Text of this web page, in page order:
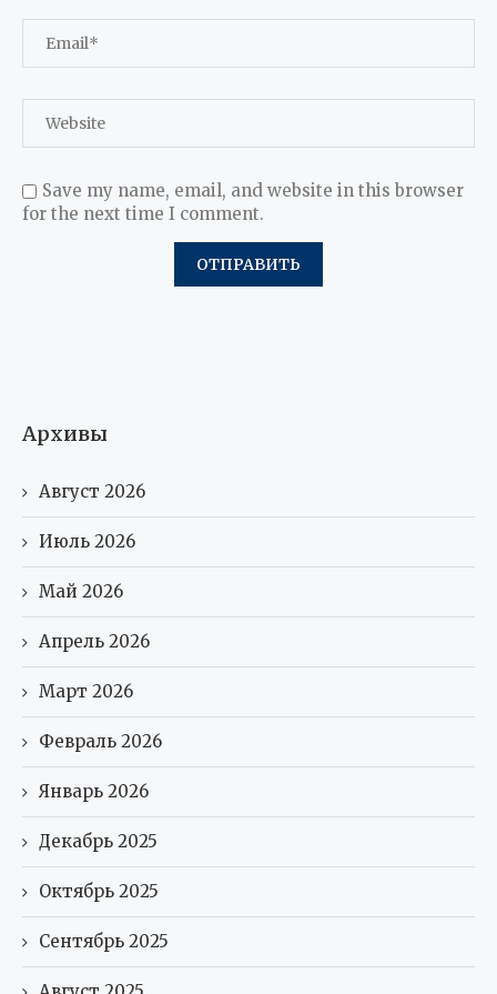
Save my name, email, and website in this browser
for the next time I comment.
Архивы
Август 2026
Июль 2026
Май 2026
Апрель 2026
Март 2026
Февраль 2026
Январь 2026
Декабрь 2025
Октябрь 2025
Сентябрь 2025